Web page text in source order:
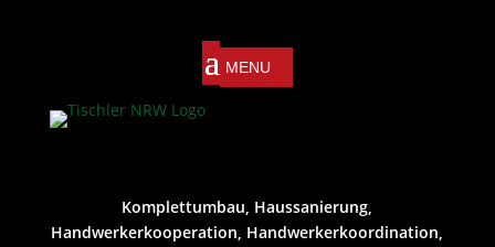
Komplettumbau, Haussanierung,
Handwerkerkooperation, Handwerkerkoordination,